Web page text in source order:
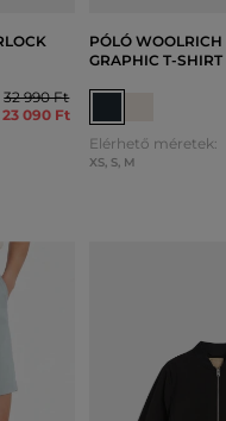
32 990 Ft
23 090 Ft
PÓLÓ WOOLRICH
GRAPHIC T-SHIRT
Elérhető méretek:
XS, S, M